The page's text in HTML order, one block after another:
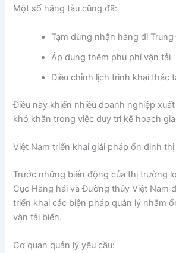
Một số hãng tàu cũng đã:
Tạm dừng nhận hàng đi
Áp dụng thêm phụ phí vận tải
Điều chỉnh lịch trình khai thác
Điều này khiến nhiều doanh nghiệp
khó khăn trong việc duy trì kế hoạch
Việt Nam triển khai giải pháp ổn định
Trước những biến động của thị trường
Cục Hàng hải và Đường thủy Việt Nam
triển khai các biện pháp quản lý nhằm
vận tải biển.
Cơ quan quản lý yêu cầu: